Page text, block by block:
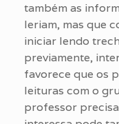
também as
leriam, mas que
iniciar lendo
previamente,
favorece que os
leituras com o
professor